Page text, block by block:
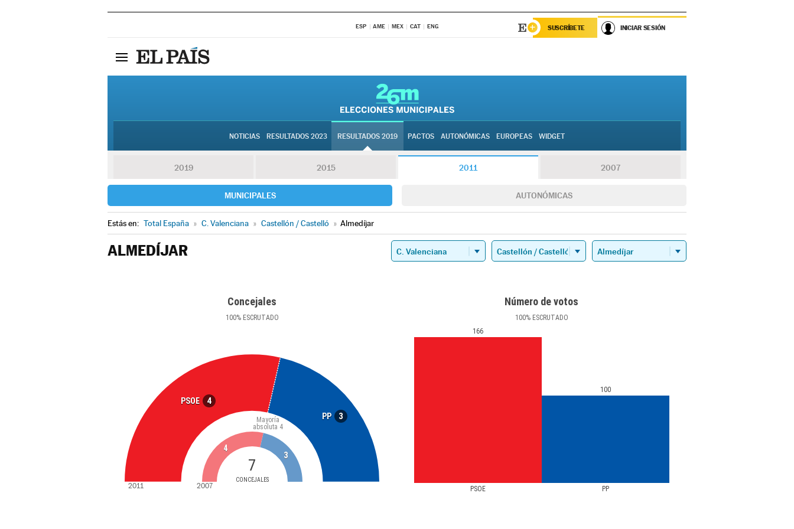
ESP AME MEX CAT ENG SUSCRÍBETE INICIAR SESIÓN
NOTICIAS RESULTADOS 2023 RESULTADOS 2019 PACTOS AUTONÓMICAS EUROPEAS WIDGET
2019 2015 2011 2007
MUNICIPALES AUTONÓMICAS
Estás en: Total España » C. Valenciana » Castellón / Castelló » Almedíjar
ALMEDÍJAR
Concejales
100%ESCRUTADO
PSOE 4
PP 3
7
CONCEJALES
Mayoría
absoluta 4
4
3
2011 2007
Número de votos
100%ESCRUTADO
PSOE PP
166
100